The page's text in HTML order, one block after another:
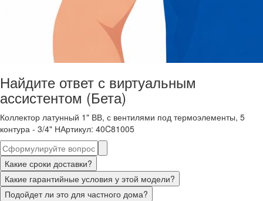
Найдите ответ с виртуальным
ассистентом (Бета)
Коллектор латунный 1" ВВ, с вентилями под термоэлементы, 5
контура - 3/4" НАртикул: 40C81005
Какие сроки доставки?
Какие гарантийные условия у этой модели?
Подойдет ли это для частного дома?